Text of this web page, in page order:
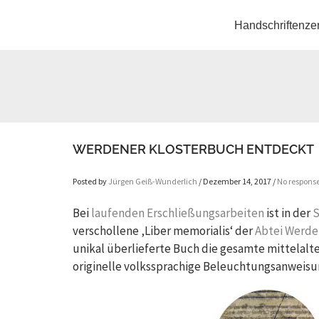
WERDENER KLOSTERBUCH ENTDECKT
Posted by Jürgen Geiß-Wunderlich / Dezember 14, 2017 / No
Beilaufenden Erschließungsarbeiten ist in der
verschollene ‚Liber memorialis‘ derAbtei
unikal überlieferte Buch die gesamte
originelle volkssprachige